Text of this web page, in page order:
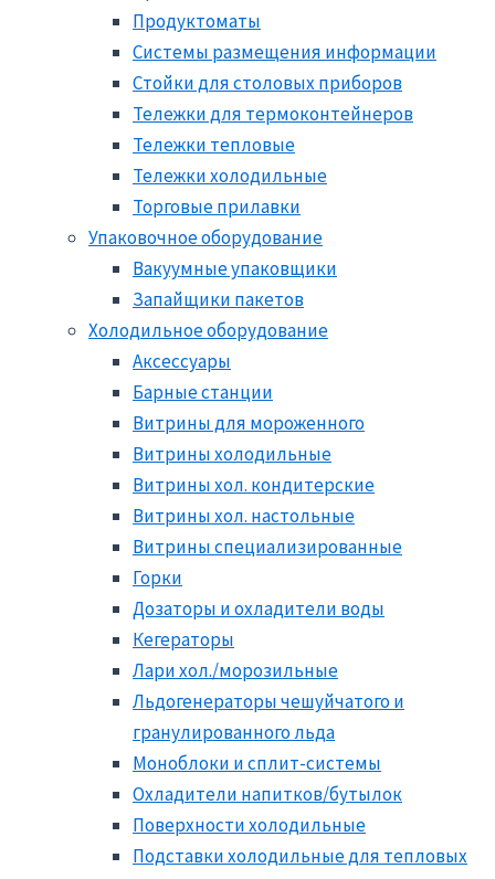
Продуктоматы
Системы размещения информации
Стойки для столовых приборов
Тележки для термоконтейнеров
Тележки тепловые
Тележки холодильные
Торговые прилавки
Упаковочное оборудование
Вакуумные упаковщики
Запайщики пакетов
Холодильное оборудование
Аксессуары
Барные станции
Витрины для мороженного
Витрины холодильные
Витрины хол. кондитерские
Витрины хол. настольные
Витрины специализированные
Горки
Дозаторы и охладители воды
Кегераторы
Лари хол./морозильные
Льдогенераторы чешуйчатого и
гранулированного льда
Моноблоки и сплит-системы
Охладители напитков/бутылок
Поверхности холодильные
Подставки холодильные для тепловых